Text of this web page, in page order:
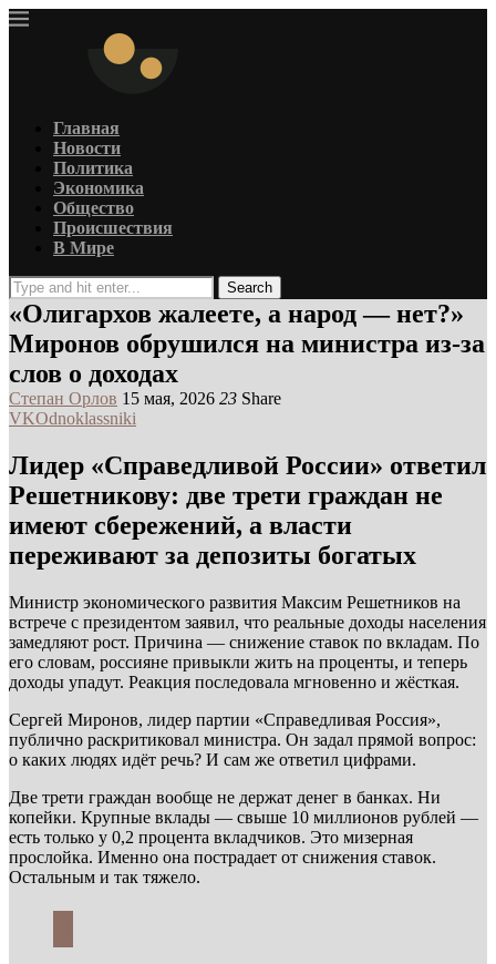
Главная
Новости
Политика
Экономика
Общество
Происшествия
В Мире
Search
«Олигархов жалеете, а народ — нет?»
Миронов обрушился на министра из‑за
слов о доходах
Степан Орлов 15 мая, 2026 23 Share
VKOdnoklassniki
Лидер «Справедливой России» ответил
Решетникову: две трети граждан не
имеют сбережений, а власти
переживают за депозиты богатых
Министр экономического развития Максим Решетников на
встрече с президентом заявил, что реальные доходы населения
замедляют рост. Причина — снижение ставок по вкладам. По
его словам, россияне привыкли жить на проценты, и теперь
доходы упадут. Реакция последовала мгновенно и жёсткая.
Сергей Миронов, лидер партии «Справедливая Россия»,
публично раскритиковал министра. Он задал прямой вопрос:
о каких людях идёт речь? И сам же ответил цифрами.
Две трети граждан вообще не держат денег в банках. Ни
копейки. Крупные вклады — свыше 10 миллионов рублей —
есть только у 0,2 процента вкладчиков. Это мизерная
прослойка. Именно она пострадает от снижения ставок.
Остальным и так тяжело.